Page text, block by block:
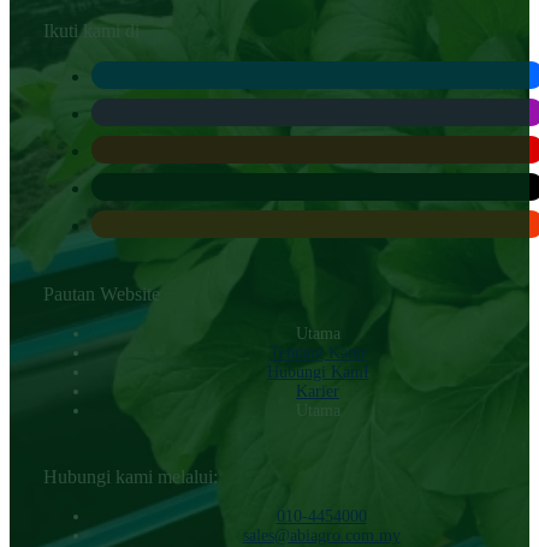
Ikuti kami di
Pautan Website
Utama
Tentang Kami
Hubungi KamI
Karier
Utama
Hubungi kami melalui:
010-4454000‬
sales@abiagro.com.my